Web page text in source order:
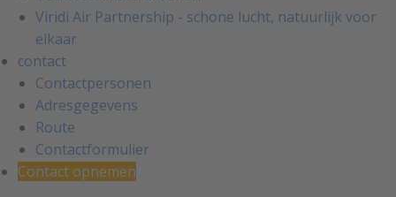
Viridi Air Partnership - schone lucht, natuurlijk voor
elkaar
contact
Contactpersonen
Adresgegevens
Route
Contactformulier
Contact opnemen